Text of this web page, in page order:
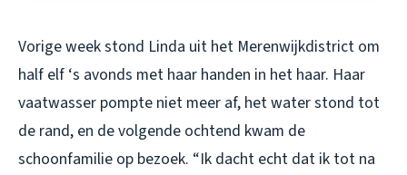
Vorige week stond Linda uit het Merenwijkdistrict om
half elf ‘s avonds met haar handen in het haar. Haar
vaatwasser pompte niet meer af, het water stond tot
de rand, en de volgende ochtend kwam de
schoonfamilie op bezoek. “Ik dacht echt dat ik tot na